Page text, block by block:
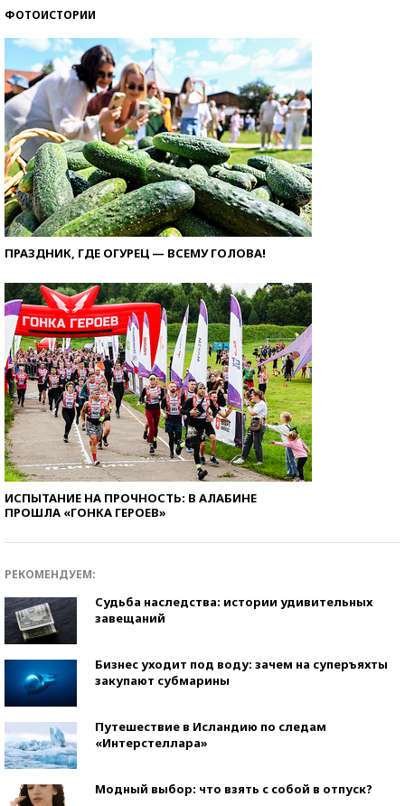
ФОТОИСТОРИИ
ПРАЗДНИК, ГДЕ ОГУРЕЦ — ВСЕМУ ГОЛОВА!
ИСПЫТАНИЕ НА ПРОЧНОСТЬ: В АЛАБИНЕ
ПРОШЛА «ГОНКА ГЕРОЕВ»
РЕКОМЕНДУЕМ:
Судьба наследства: истории удивительных
завещаний
Бизнес уходит под воду: зачем на суперъяхты
закупают субмарины
Путешествие в Исландию по следам
«Интерстеллара»
Модный выбор: что взять с собой в отпуск?